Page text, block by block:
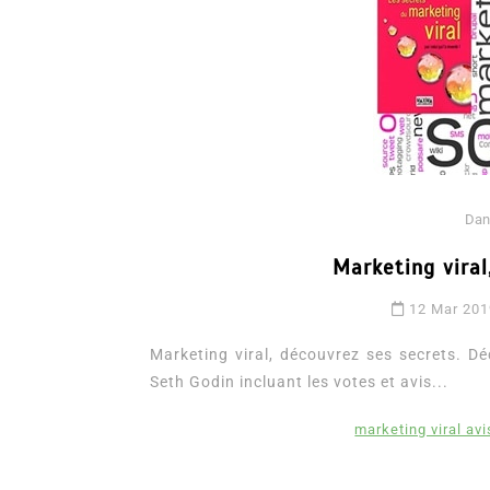
Marketing
12 Mar
Marketing viral, découvrez ses secrets.
Seth Godin incluant les votes et avis...
marketing viral
Romance
Romances – l’actualité :
2026
6 Juil 2026 0 3 052 words
littérature sentimentale romance